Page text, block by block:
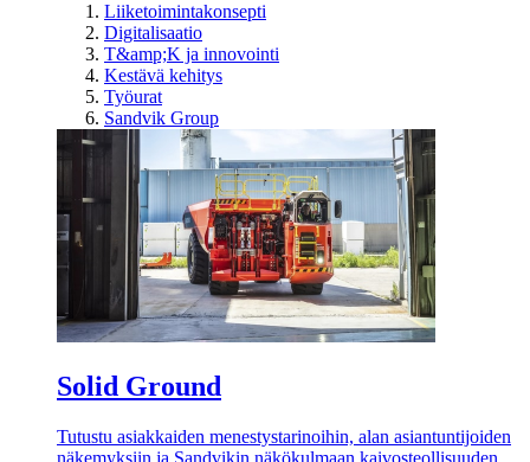
Liiketoimintakonsepti
Digitalisaatio
T&amp;K ja innovointi
Kestävä kehitys
Työurat
Sandvik Group
Solid Ground
Tutustu asiakkaiden menestystarinoihin, alan asiantuntijoiden
näkemyksiin ja Sandvikin näkökulmaan kaivosteollisuuden